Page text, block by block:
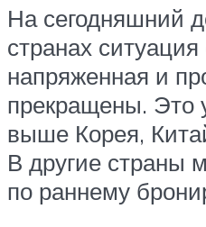
На сегодняшний
странах
напряженная и
прекращены. Это
выше Корея,
В другие страны
по раннему